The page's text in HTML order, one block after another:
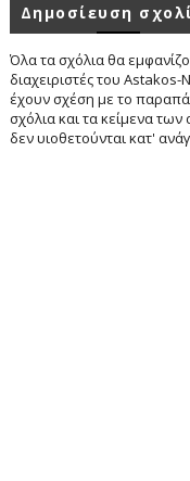
Δημοσίευση
Όλα τα σχόλια θα
διαχειριστές του
έχουν σχέση με το
σχόλια και τα κείμενα
δεν υιοθετούνται κατ'